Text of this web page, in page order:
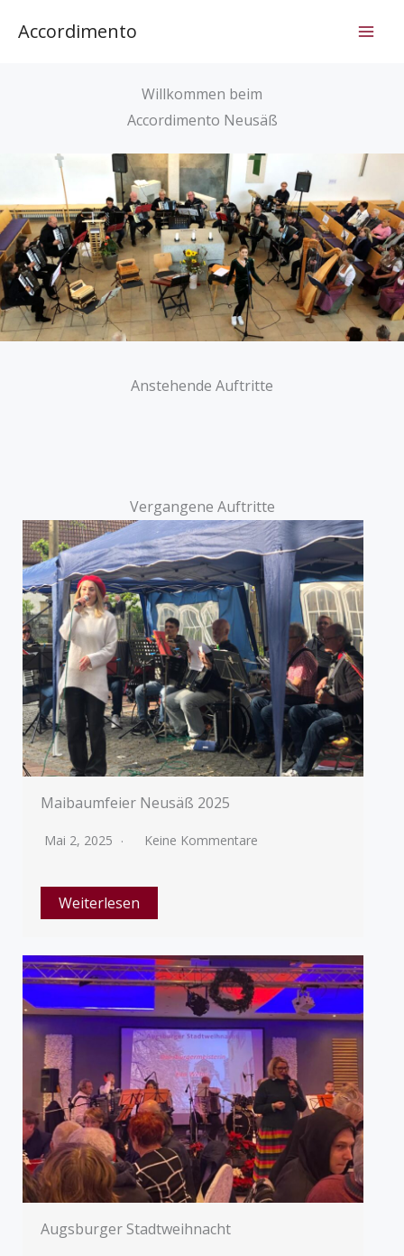
InhaltAccordimento
Willkommen beim
Accordimento Neusäß
Anstehende Auftritte
Vergangene Auftritte
Maibaumfeier Neusäß 2025
Mai 2, 2025 Keine Kommentare
Weiterlesen
Augsburger Stadtweihnacht